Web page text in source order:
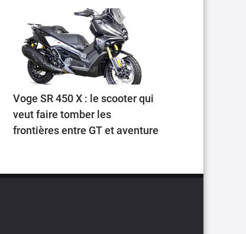
Voge SR 450 X : le scooter qui
veut faire tomber les
frontières entre GT et aventure